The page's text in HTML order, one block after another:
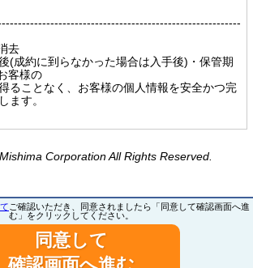
去
(成約に到らなかった場合は入手後)・保管期
客様の
ることなく、お客様の個人情報を安全かつ完
ます。
Corporation All Rights Reserved.
ご確認いただき、同意されましたら「同意して確認画面へ進
む」をクリックしてください。
同意して
確認画面へ進む